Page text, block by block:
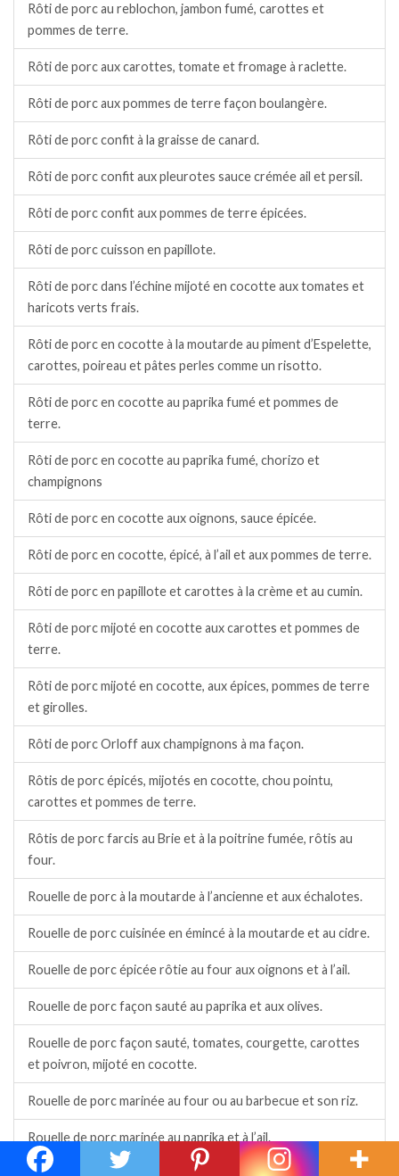
Rôti de porc au reblochon, jambon fumé, carottes et
pommes de terre.
Rôti de porc aux carottes, tomate et fromage à raclette.
Rôti de porc aux pommes de terre façon boulangère.
Rôti de porc confit à la graisse de canard.
Rôti de porc confit aux pleurotes sauce crémée ail et persil.
Rôti de porc confit aux pommes de terre épicées.
Rôti de porc cuisson en papillote.
Rôti de porc dans l’échine mijoté en cocotte aux tomates et
haricots verts frais.
Rôti de porc en cocotte à la moutarde au piment d’Espelette,
carottes, poireau et pâtes perles comme un risotto.
Rôti de porc en cocotte au paprika fumé et pommes de
terre.
Rôti de porc en cocotte au paprika fumé, chorizo et
champignons
Rôti de porc en cocotte aux oignons, sauce épicée.
Rôti de porc en cocotte, épicé, à l’ail et aux pommes de terre.
Rôti de porc en papillote et carottes à la crème et au cumin.
Rôti de porc mijoté en cocotte aux carottes et pommes de
terre.
Rôti de porc mijoté en cocotte, aux épices, pommes de terre
et girolles.
Rôti de porc Orloff aux champignons à ma façon.
Rôtis de porc épicés, mijotés en cocotte, chou pointu,
carottes et pommes de terre.
Rôtis de porc farcis au Brie et à la poitrine fumée, rôtis au
four.
Rouelle de porc à la moutarde à l’ancienne et aux échalotes.
Rouelle de porc cuisinée en émincé à la moutarde et au cidre.
Rouelle de porc épicée rôtie au four aux oignons et à l’ail.
Rouelle de porc façon sauté au paprika et aux olives.
Rouelle de porc façon sauté, tomates, courgette, carottes
et poivron, mijoté en cocotte.
Rouelle de porc marinée au four ou au barbecue et son riz.
Rouelle de porc marinée au paprika et à l’ail.